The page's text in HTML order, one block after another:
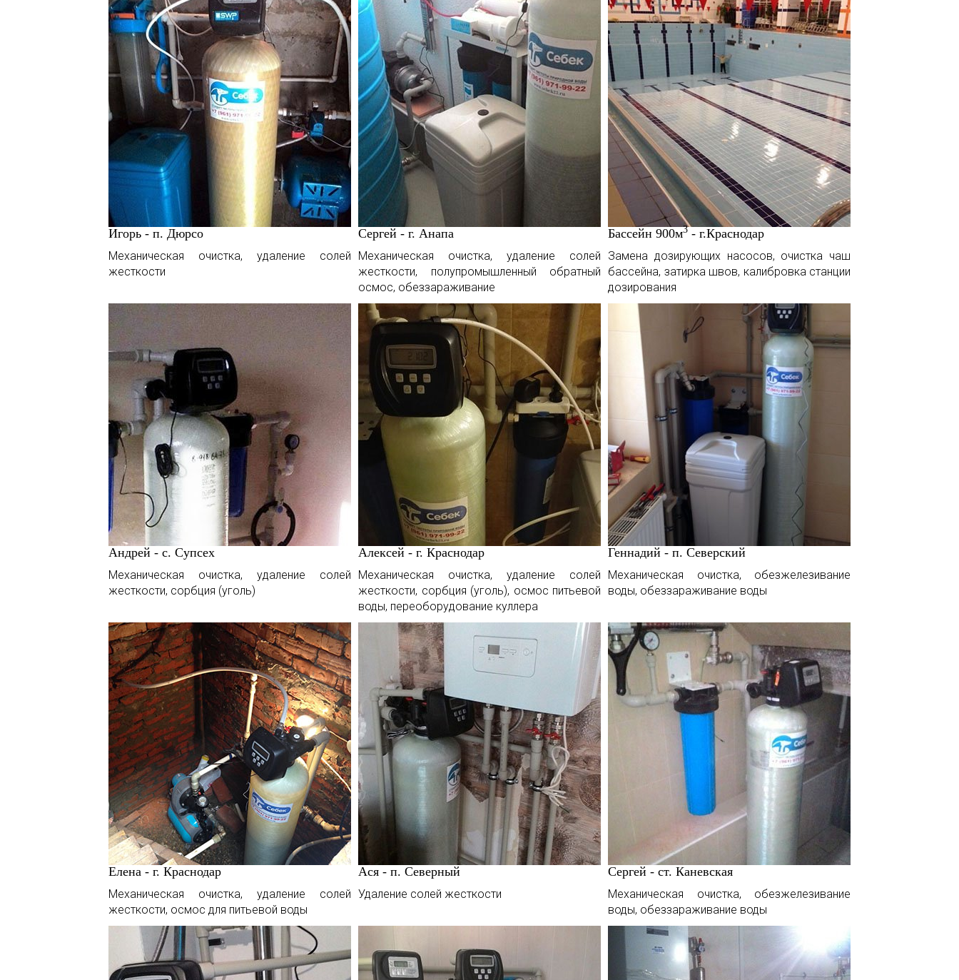
Игорь - п. Дюрсо
Механическая очистка, удаление солей
жесткости
Сергей - г. Анапа
Механическая очистка, удаление солей
жесткости, полупромышленный обратный
осмос, обеззараживание
Бассейн 900м3 - г.Краснодар
Замена дозирующих насосов, очистка чаш
бассейна, затирка швов, калибровка станции
дозирования
Андрей - с. Супсех
Механическая очистка, удаление солей
жесткости, сорбция (уголь)
Алексей - г. Краснодар
Механическая очистка, удаление солей
жесткости, сорбция (уголь), осмос питьевой
воды, переоборудование куллера
Геннадий - п. Северский
Механическая очистка, обезжелезивание
воды, обеззараживание воды
Елена - г. Краснодар
Механическая очистка, удаление солей
жесткости, осмос для питьевой воды
Ася - п. Северный
Удаление солей жесткости
Сергей - ст. Каневская
Механическая очистка, обезжелезивание
воды, обеззараживание воды